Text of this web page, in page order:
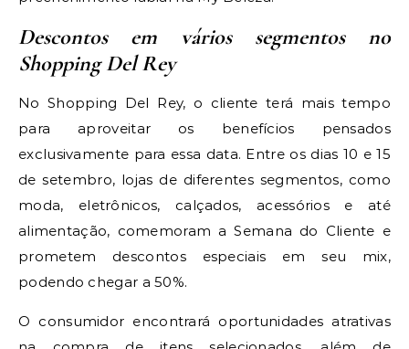
Descontos em vários segmentos no
Shopping Del Rey
No Shopping Del Rey, o cliente terá mais tempo
para aproveitar os benefícios pensados
exclusivamente para essa data. Entre os dias 10 e 15
de setembro, lojas de diferentes segmentos, como
moda, eletrônicos, calçados, acessórios e até
alimentação, comemoram a Semana do Cliente e
prometem descontos especiais em seu mix,
podendo chegar a 50%.
O consumidor encontrará oportunidades atrativas